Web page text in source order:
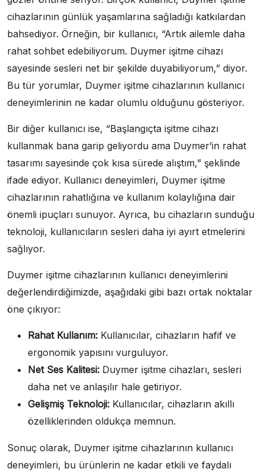
cihazlarının günlük yaşamlarına sağladığı katkılardan
bahsediyor. Örneğin, bir kullanıcı, “Artık ailemle daha
rahat sohbet edebiliyorum. Duymer işitme cihazı
sayesinde sesleri net bir şekilde duyabiliyorum,” diyor.
Bu tür yorumlar, Duymer işitme cihazlarının kullanıcı
deneyimlerinin ne kadar olumlu olduğunu gösteriyor.
Bir diğer kullanıcı ise, “Başlangıçta işitme cihazı
kullanmak bana garip geliyordu ama Duymer’in rahat
tasarımı sayesinde çok kısa sürede alıştım,” şeklinde
ifade ediyor. Kullanıcı deneyimleri, Duymer işitme
cihazlarının rahatlığına ve kullanım kolaylığına dair
önemli ipuçları sunuyor. Ayrıca, bu cihazların sunduğu
teknoloji, kullanıcıların sesleri daha iyi ayırt etmelerini
sağlıyor.
Duymer işitme cihazlarının kullanıcı deneyimlerini
değerlendirdiğimizde, aşağıdaki gibi bazı ortak noktalar
öne çıkıyor:
Rahat Kullanım: Kullanıcılar, cihazların hafif ve
ergonomik yapısını vurguluyor.
Net Ses Kalitesi: Duymer işitme cihazları, sesleri
daha net ve anlaşılır hale getiriyor.
Gelişmiş Teknoloji: Kullanıcılar, cihazların akıllı
özelliklerinden oldukça memnun.
Sonuç olarak, Duymer işitme cihazlarının kullanıcı
deneyimleri, bu ürünlerin ne kadar etkili ve faydalı